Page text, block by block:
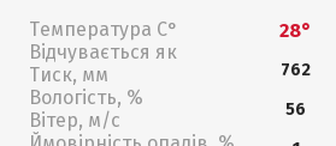
Температура С°
Відчувається як
Тиск, мм
Вологість, %
Вітер, м/с
28°
762
56